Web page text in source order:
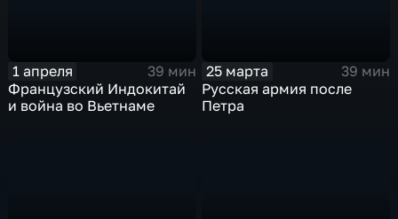
1 апреля
39 мин
Французский Индокитай
и война во Вьетнаме
25 марта
39 мин
Русская армия после
Петра